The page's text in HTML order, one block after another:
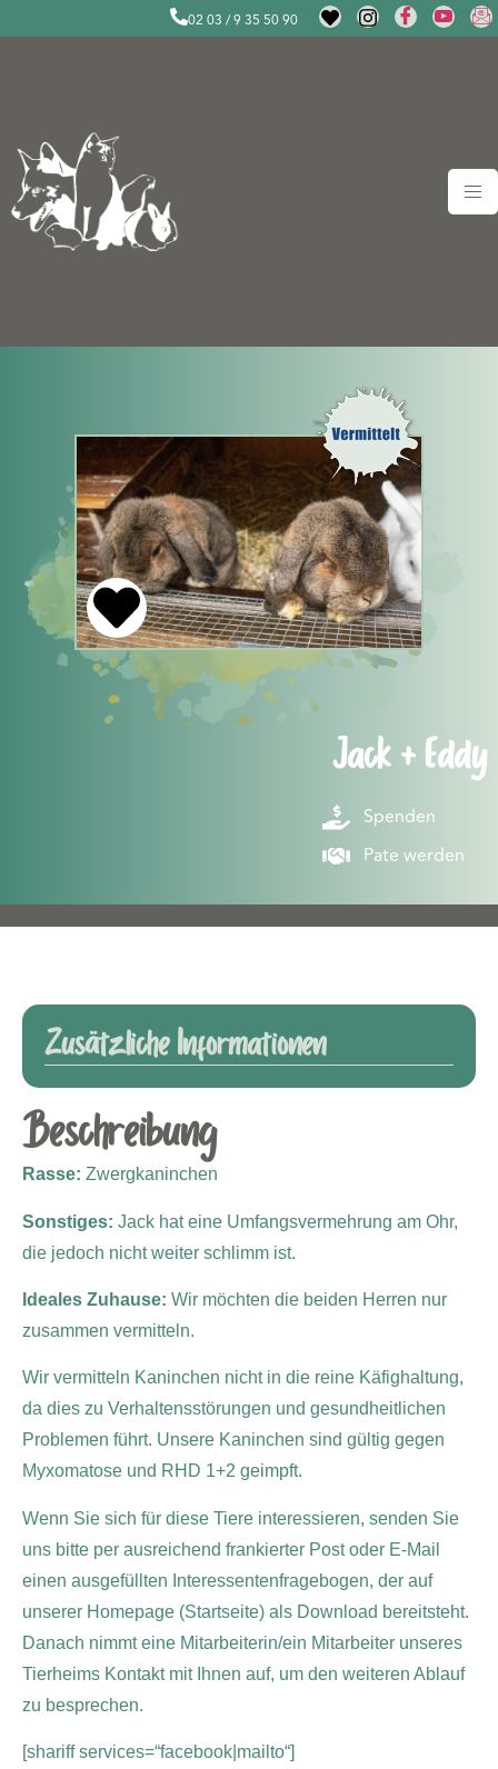
02 03 / 9 35 50 90
Jack + Eddy
Spenden
Pate werden
Zusätzliche Informationen
Beschreibung
Rasse: Zwergkaninchen
Sonstiges: Jack hat eine Umfangsvermehrung am Ohr,
die jedoch nicht weiter schlimm ist.
Ideales Zuhause: Wir möchten die beiden Herren nur
zusammen vermitteln.
Wir vermitteln Kaninchen nicht in die reine Käfighaltung,
da dies zu Verhaltensstörungen und gesundheitlichen
Problemen führt. Unsere Kaninchen sind gültig gegen
Myxomatose und RHD 1+2 geimpft.
Wenn Sie sich für diese Tiere interessieren, senden Sie
uns bitte per ausreichend frankierter Post oder E-Mail
einen ausgefüllten Interessentenfragebogen, der auf
unserer Homepage (Startseite) als Download bereitsteht.
Danach nimmt eine Mitarbeiterin/ein Mitarbeiter unseres
Tierheims Kontakt mit Ihnen auf, um den weiteren Ablauf
zu besprechen.
[shariff services=“facebook|mailto“]